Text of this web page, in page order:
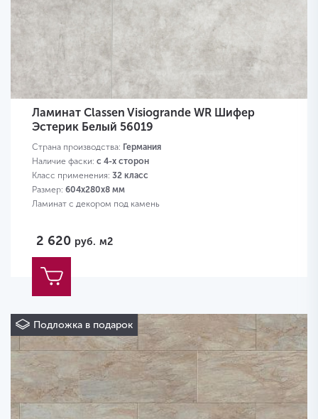
Ламинат Classen Visiogrande WR Шифер
Эстерик Белый 56019
Страна производства: Германия
Наличие фаски: с 4-х сторон
Класс применения: 32 класс
Размер: 604х280х8 мм
Ламинат с декором под камень
2 620 руб. м2
Подложка в подарок